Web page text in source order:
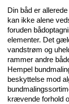
Din båd er
kan ikke alene
foruden
elementer. Det
vandstrøm og
rammer andre
Hempel
beskyttelse mod
krævende forhold